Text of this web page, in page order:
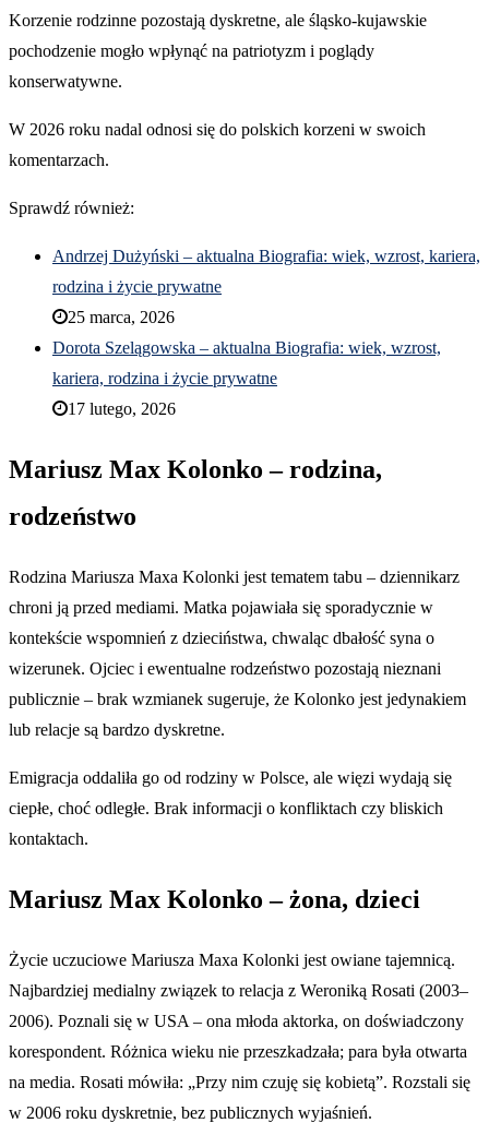
Korzenie rodzinne pozostają dyskretne, ale śląsko-kujawskie
pochodzenie mogło wpłynąć na patriotyzm i poglądy
konserwatywne.
W 2026 roku nadal odnosi się do polskich korzeni w swoich
komentarzach.
Sprawdź również:
Andrzej Dużyński – aktualna Biografia: wiek, wzrost, kariera,
rodzina i życie prywatne
25 marca, 2026
Dorota Szelągowska – aktualna Biografia: wiek, wzrost,
kariera, rodzina i życie prywatne
17 lutego, 2026
Mariusz Max Kolonko – rodzina,
rodzeństwo
Rodzina Mariusza Maxa Kolonki jest tematem tabu – dziennikarz
chroni ją przed mediami. Matka pojawiała się sporadycznie w
kontekście wspomnień z dzieciństwa, chwaląc dbałość syna o
wizerunek. Ojciec i ewentualne rodzeństwo pozostają nieznani
publicznie – brak wzmianek sugeruje, że Kolonko jest jedynakiem
lub relacje są bardzo dyskretne.
Emigracja oddaliła go od rodziny w Polsce, ale więzi wydają się
ciepłe, choć odległe. Brak informacji o konfliktach czy bliskich
kontaktach.
Mariusz Max Kolonko – żona, dzieci
Życie uczuciowe Mariusza Maxa Kolonki jest owiane tajemnicą.
Najbardziej medialny związek to relacja z Weroniką Rosati (2003–
2006). Poznali się w USA – ona młoda aktorka, on doświadczony
korespondent. Różnica wieku nie przeszkadzała; para była otwarta
na media. Rosati mówiła: „Przy nim czuję się kobietą”. Rozstali się
w 2006 roku dyskretnie, bez publicznych wyjaśnień.